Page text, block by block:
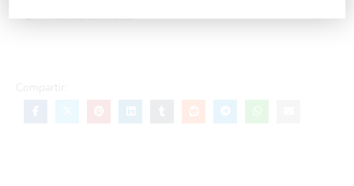
Noticias Generales
Compartir: